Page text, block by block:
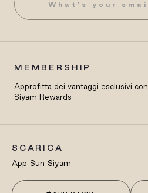
MEMBERSHIP
Approfitta dei vantaggi esclusivi con
Siyam Rewards
SCARICA
App Sun Siyam